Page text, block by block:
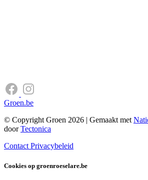
Groen.be
© Copyright Groen 2026 | Gemaakt met
doorTectonica
ContactPrivacybeleid
Cookies op groenroeselare.be